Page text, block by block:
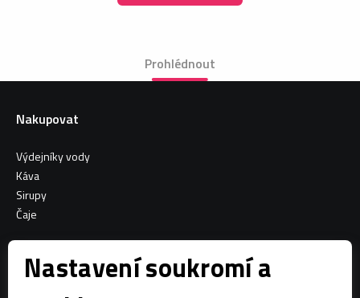
Nastavení soukromí a
Prohlédnout
Nakupovat
Výdejníky vody
Káva
Sirupy
Čaje